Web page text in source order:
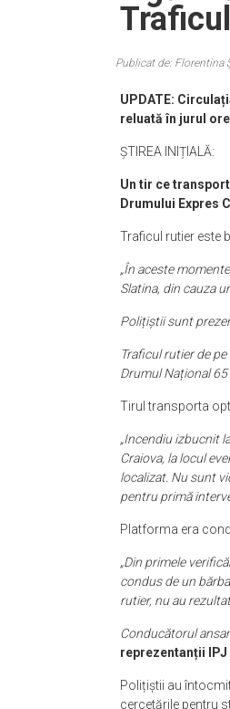
Publicat de: Florentina
UPDATE:
reluată în jurul
ȘTIREA INIȚIALĂ:
Un tir ce
Drumului Expres
„În aceste
Slatina, din cauza
Polițiștii sunt
Traficul rutier de
Drumul Național
Tirul transporta
„Incendiu izbucnit
Craiova, la locul
localizat. Nu sunt
pentru primă
Platforma era
„Din primele
condus de un
rutier, nu au
Conducătorul
reprezentanții IPJ
Polițiștii au